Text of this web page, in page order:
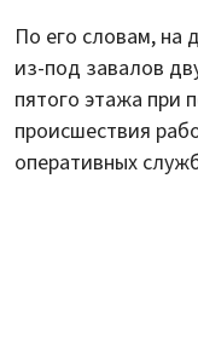
По его словам, на
из-под завалов
пятого этажа при
происшествия
оперативных